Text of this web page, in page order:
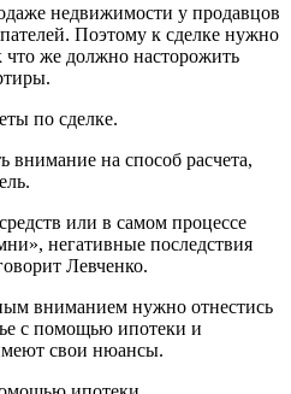
недвижимости у продавцов
Поэтому к сделке нужно
что же должно насторожить
по сделке.
внимание на способ расчета,
или в самом процессе
негативные последствия
Левченко.
вниманием нужно отнестись
с помощью ипотеки и
свои нюансы.